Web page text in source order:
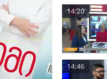
14:20
14:46